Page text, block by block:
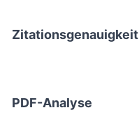
Zitationsgenauigkeit
PDF-Analyse